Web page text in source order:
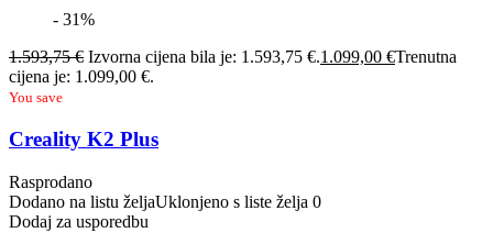
- 31%
1.593,75€ Izvorna cijena bila je: 1.593,75 €.1.099,00 €Trenutna
cijena je: 1.099,00 €.
You save
Creality K2 Plus
Rasprodano
Dodano na listu željaUklonjeno s liste želja 0
Dodaj za usporedbu